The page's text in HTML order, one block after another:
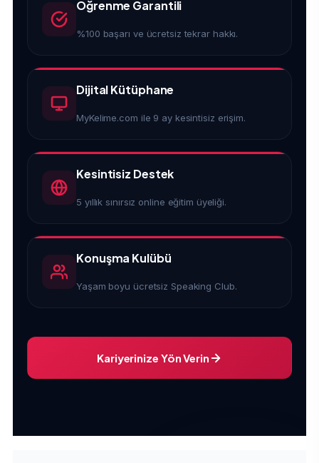
Öğrenme Garantili
%100 başarı ve ücretsiz tekrar hakkı.
Dijital Kütüphane
MyKelime.com ile 9 ay kesintisiz erişim.
Kesintisiz Destek
5 yıllık sınırsız online eğitim üyeliği.
Konuşma Kulübü
Yaşam boyu ücretsiz Speaking Club.
Kariyerinize Yön Verin